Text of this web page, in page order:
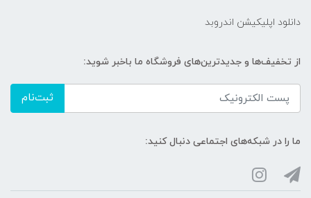
شرایط نگهداری:
در محیط خشک و دور از رطوبت
دانلود اپلیکیشن اندروبد
از تخفیف‌ها و جدیدترین‌های فروشگاه ما باخبر شوید:
ثبت‌نام
ما را در شبکه‌های اجتماعی دنبال کنید: